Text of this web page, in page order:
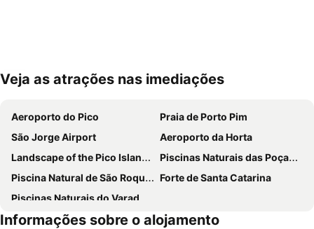
Ampliar mapa
Veja as atrações nas imediações
Aeroporto do Pico
Praia de Porto Pim
São Jorge Airport
Aeroporto da Horta
Landscape of the Pico Island Vineyard Culture
Piscinas Naturais das Poças de Vicente Dias
Piscina Natural de São Roque do Pico
Forte de Santa Catarina
Piscinas Naturais do Varadouro
Informações sobre o alojamento